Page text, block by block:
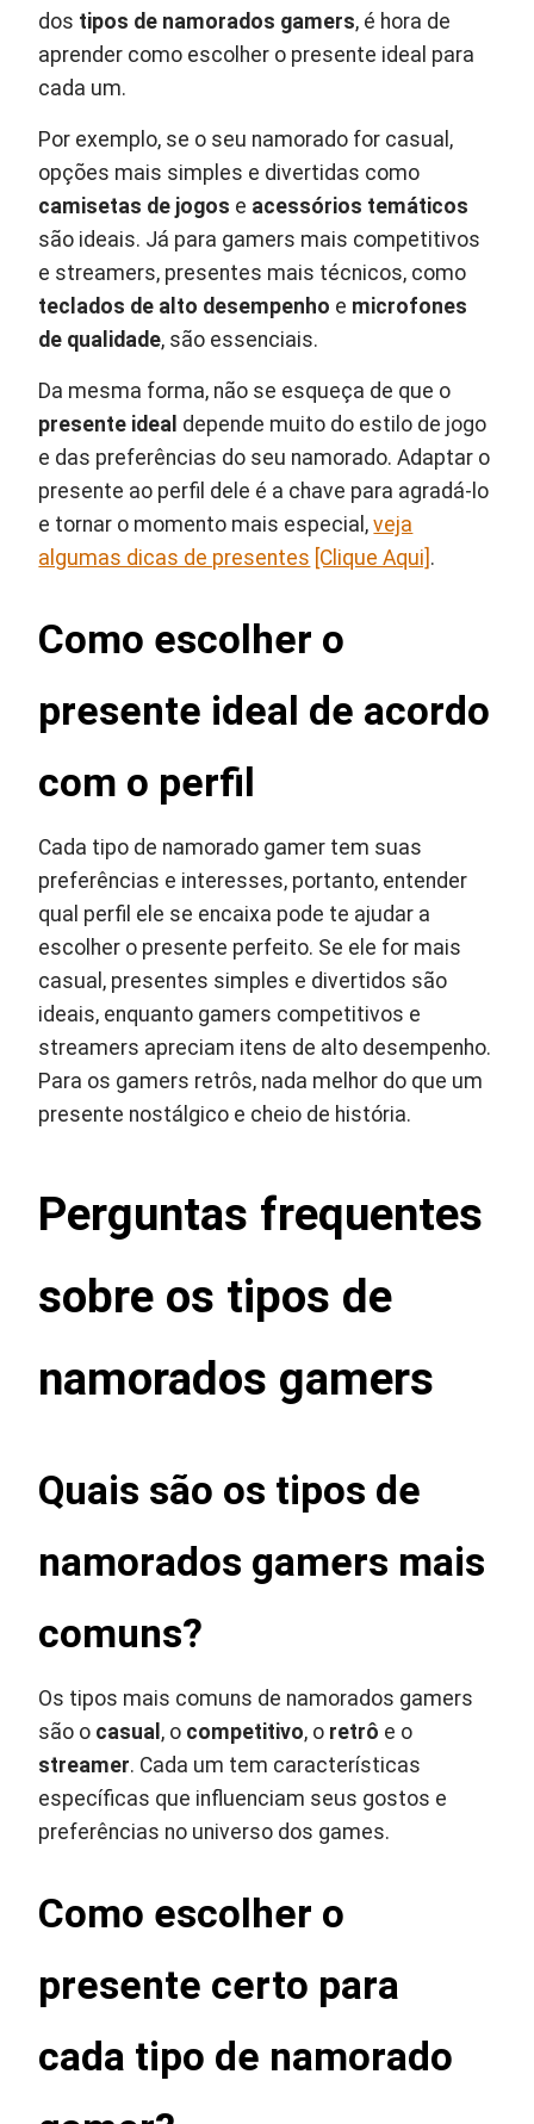
dos tipos de namorados gamers, é hora de
aprender como escolher o presente ideal para
cada um.
Por exemplo, se o seu namorado for casual,
opções mais simples e divertidas como
camisetas de jogos e acessórios temáticos
são ideais. Já para gamers mais competitivos
e streamers, presentes mais técnicos, como
teclados de alto desempenho e microfones
de qualidade, são essenciais.
Da mesma forma, não se esqueça de que o
presente ideal depende muito do estilo de jogo
e das preferências do seu namorado. Adaptar o
presente ao perfil dele é a chave para agradá-lo
e tornar o momento mais especial,veja
algumas dicas de presentes [Clique Aqui] .
Como escolher o
presente ideal de acordo
com o perfil
Cada tipo de namorado gamer tem suas
preferências e interesses, portanto, entender
qual perfil ele se encaixa pode te ajudar a
escolher o presente perfeito. Se ele for mais
casual, presentes simples e divertidos são
ideais, enquanto gamers competitivos e
streamers apreciam itens de alto desempenho.
Para os gamers retrôs, nada melhor do que um
presente nostálgico e cheio de história.
Perguntas frequentes
sobre os tipos de
namorados gamers
Quais são os tipos de
namorados gamers mais
comuns?
Os tipos mais comuns de namorados gamers
são o casual , o competitivo, o retrô e o
streamer. Cada um tem características
específicas que influenciam seus gostos e
preferências no universo dos games.
Como escolher o
presente certo para
cada tipo de namorado